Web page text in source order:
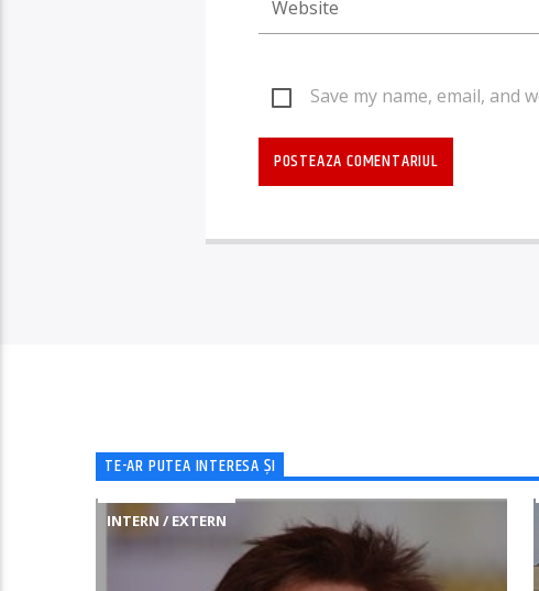
Save my name, email, and
TE-AR PUTEA INTERESA ȘI
INTERN / EXTERN